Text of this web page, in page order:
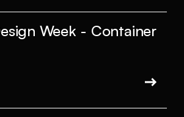
Week - Container